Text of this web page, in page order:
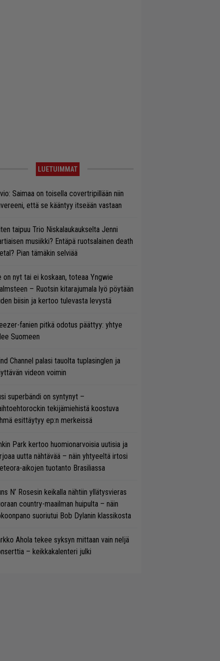
LUETUIMMAT
Saimaa on toisella covertripillään niin
että se kääntyy itseään vastaan
taipuu Trio Niskalaukaukselta Jenni
musiikki? Entäpä ruotsalainen death
Pian tämäkin selviää
on nyt tai ei koskaan, toteaa Yngwie
– Ruotsin kitarajumala lyö pöytään
biisin ja kertoo tulevasta levystä
fanien pitkä odotus päättyy: yhtye
Suomeen
Channel palasi tauolta tuplasinglen ja
videon voimin
superbändi on syntynyt –
tekijämiehistä koostuva
esittäytyy ep:n merkeissä
Park kertoo huomionarvoisia uutisia ja
uutta nähtävää – näin yhtyeeltä irtosi
aikojen tuotanto Brasiliassa
N’ Rosesin keikalla nähtiin yllätysvieras
country-maailman huipulta – näin
suoriutui Bob Dylanin klassikosta
Ahola tekee syksyn mittaan vain neljä
– keikkakalenteri julki